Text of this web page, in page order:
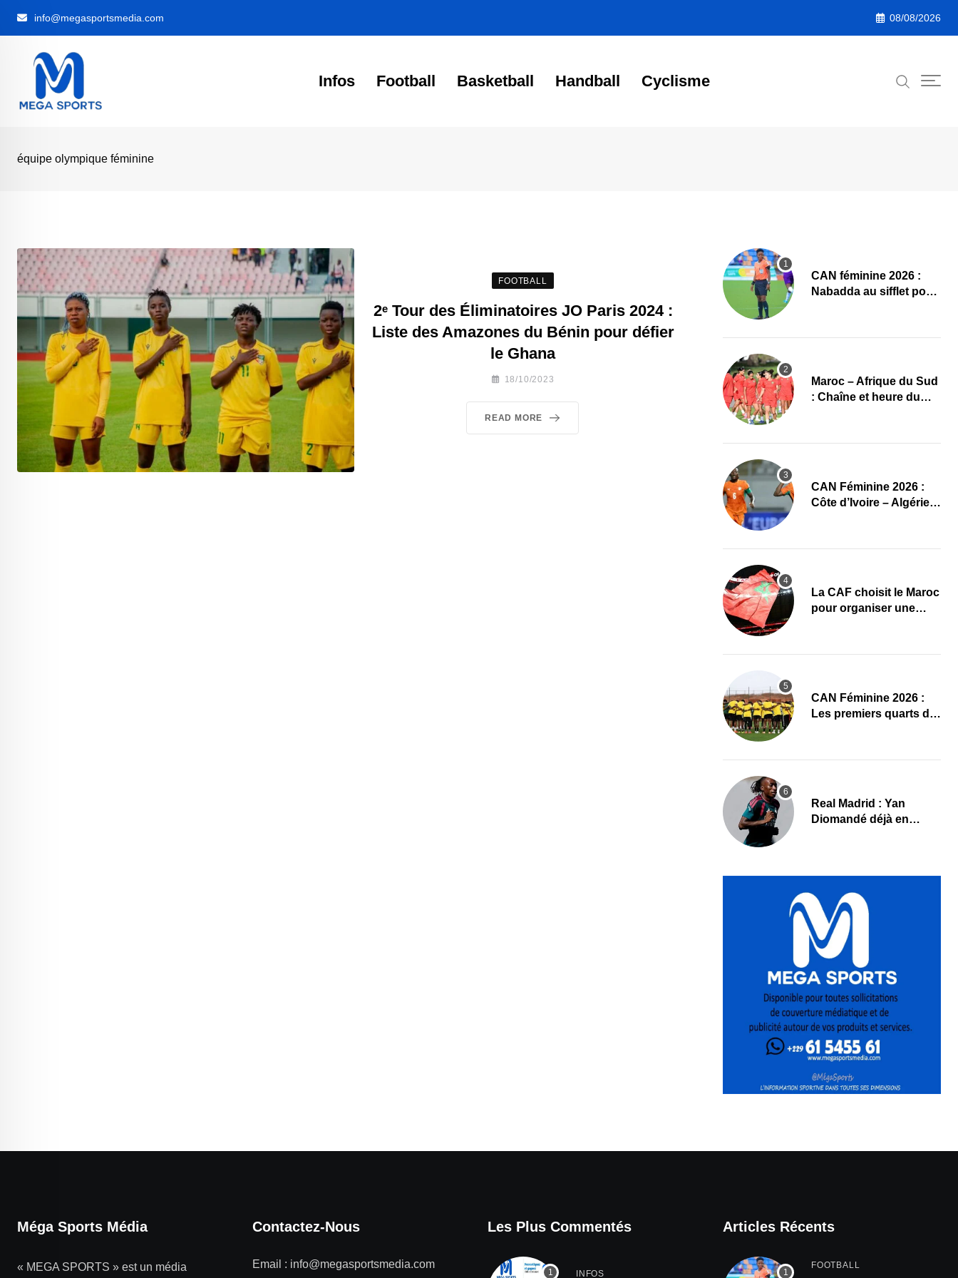
info@megasportsmedia.com 08/08/2026
Infos Football Basketball Handball Cyclisme
équipe olympique féminine
FOOTBALL
2ᵉ Tour des Éliminatoires JO Paris 2024 :
Liste des Amazones du Bénin pour défier
le Ghana
18/10/2023
READ MORE
‎CAN féminine 2026 :
Nabadda au sifflet pour
Maroc – Afrique du Sud
: Chaîne et heure du
CAN Féminine 2026 :
Côte d’Ivoire – Algérie,
La CAF choisit le Maroc
pour organiser une
CAN Féminine 2026 :
Les premiers quarts de
Real Madrid : Yan
Diomandé déjà en
Méga Sports Média
« MEGA SPORTS » est un média
Contactez-Nous
Email : info@megasportsmedia.com
Les Plus Commentés
INFOS
Articles Récents
FOOTBALL